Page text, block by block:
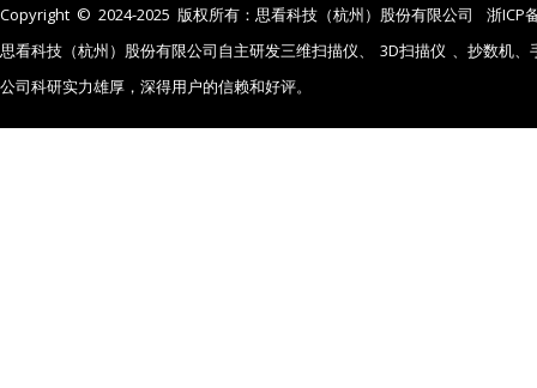
Copyright © 2024-2025 版权所有：思看科技（杭州）股份有限公司
浙ICP
思看科技（杭州）股份有限公司自主研发三维扫描仪、
3D扫描仪 、抄数机、
公司科研实力雄厚，深得用户的信赖和好评。